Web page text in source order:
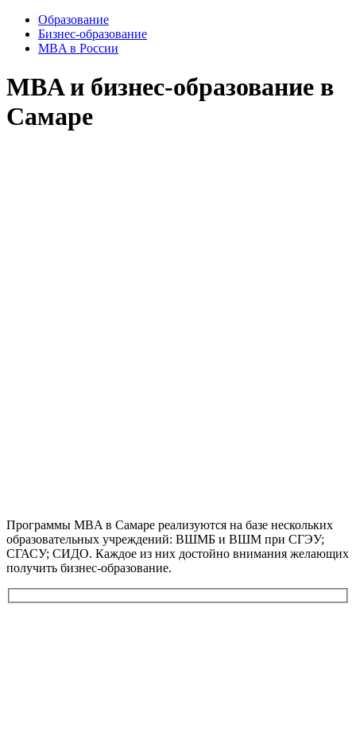
Образование
Бизнес-образование
MBA в России
MBA и бизнес-образование в
Самаре
Программы MBA в Самаре реализуются на базе нескольких
образовательных учреждений: ВШМБ и ВШМ при СГЭУ;
СГАСУ; СИДО. Каждое из них достойно внимания желающих
получить бизнес-образование.